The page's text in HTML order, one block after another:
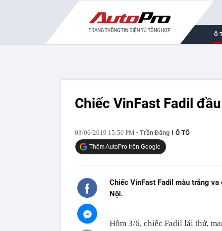
Ô
Chiếc VinFast Fadil
03/06/2019 15:50 PM - Trần Đăng Ô TÔ
Thêm AutoPro trên Google
Chiếc VinFast Fadil màu trắng
Nội.
Hôm 3/6, chiếc Fadil lái thử,